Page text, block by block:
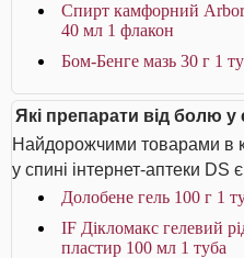
Спирт камфорний Arbor
40 мл 1 флакон
Бом-Бенге мазь 30 г 1
Які препарати від болю
Найдорожчими товарами в
у спині інтернет-аптеки DS
Долобене гель 100 г 1
IF Дікломакс гелевий
пластир 100 мл 1 туба